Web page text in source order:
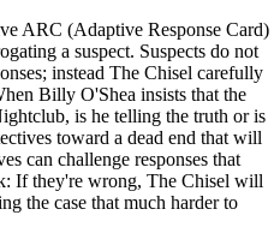
ARC (Adaptive Response Card)
a suspect. Suspects do not
instead The Chisel carefully
Billy O'Shea insists that the
is he telling the truth or is
toward a dead end that will
can challenge responses that
If they're wrong, The Chisel will
the case that much harder to